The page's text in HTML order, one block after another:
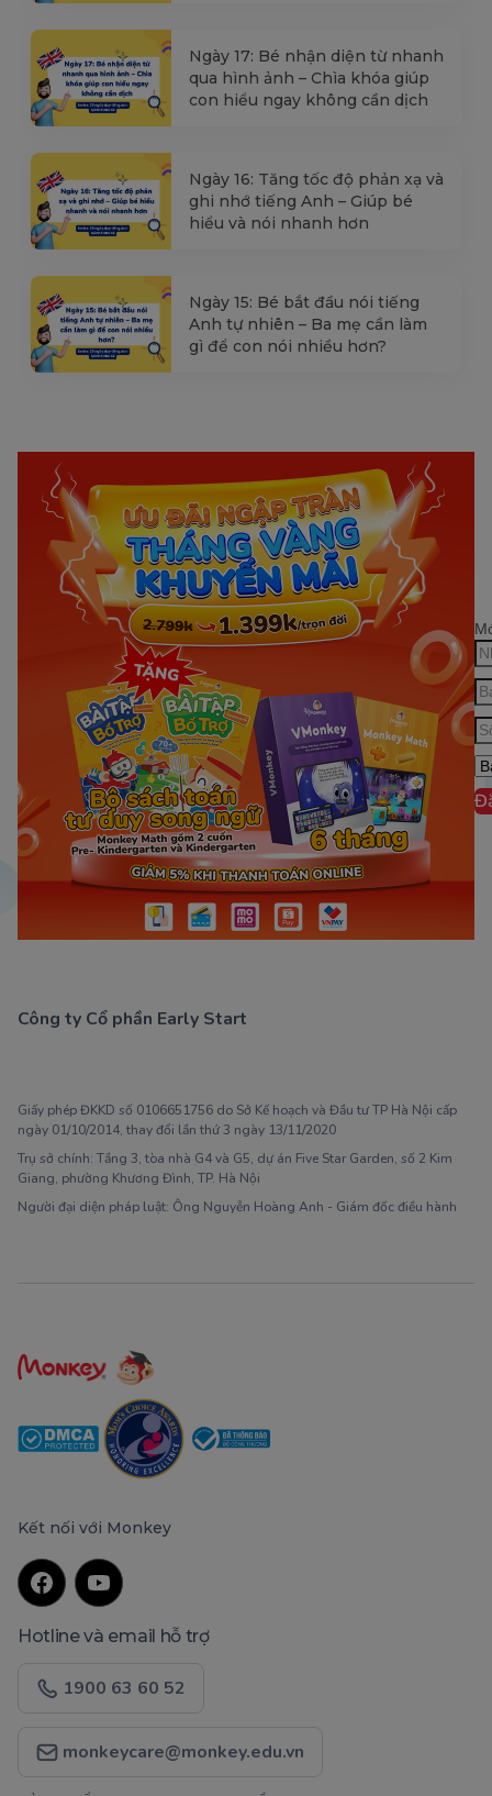
Ngày 17: Bé nhận diện từ nhanh
qua hình ảnh – Chìa khóa giúp
con hiểu ngay không cần dịch
Ngày 16: Tăng tốc độ phản xạ và
ghi nhớ tiếng Anh – Giúp bé
hiểu và nói nhanh hơn
Ngày 15: Bé bắt đầu nói tiếng
Anh tự nhiên – Ba mẹ cần làm
gì để con nói nhiều hơn?
Công ty Cổ phần Early Start
Giấy phép ĐKKD số 0106651756 do Sở Kế hoạch và Đầu tư TP Hà Nội cấp
ngày 01/10/2014, thay đổi lần thứ 3 ngày 13/11/2020
Trụ sở chính: Tầng 3, tòa nhà G4 và G5, dự án Five Star Garden, số 2 Kim
Giang, phường Khương Đình, TP. Hà Nội
Người đại diện pháp luật: Ông Nguyễn Hoàng Anh - Giám đốc điều hành
Kết nối với Monkey
Hotline và email hỗ trợ
1900 63 60 52
monkeycare@monkey.edu.vn